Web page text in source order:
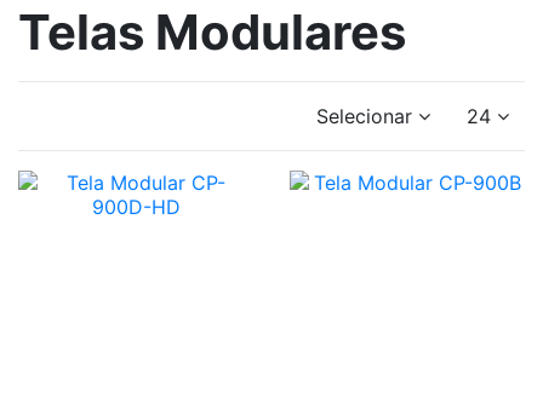
Telas Modulares
Selecionar 24